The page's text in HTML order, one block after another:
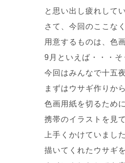
と思い出し疲れして
さて、今回のここな
用意するものは、色
9月といえば・・・そ
今回はみんなで十五
まずはウサギ作りから
色画用紙を切るため
携帯のイラストを見
上手くかけていました
描いてくれたウサギ